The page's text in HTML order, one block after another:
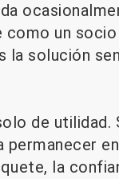
como un
la solución
de utilidad.
la